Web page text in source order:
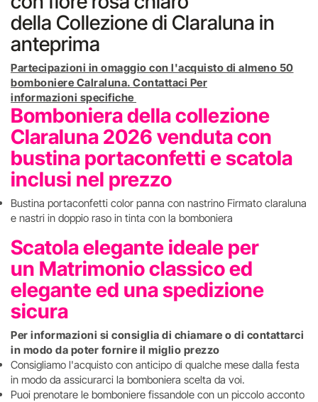
della Collezione di Claraluna in
anteprima
Partecipazioni in omaggio con l'acquisto di almeno 50
bomboniere Calraluna. Contattaci Per
informazioni specifiche
Bomboniera della collezione
Claraluna 2026 venduta con
bustina portaconfetti e scatola
inclusi nel prezzo
Bustina portaconfetti color panna con nastrino Firmato claraluna
e nastri in doppio raso in tinta con la bomboniera
Scatola elegante ideale per
un Matrimonio classico ed
elegante ed una spedizione
sicura
Per informazioni si consiglia di chiamare o di contattarci
in modo da poter fornire il miglio prezzo
Consigliamo l'acquisto con anticipo di qualche mese dalla festa
in modo da assicurarci la bomboniera scelta da voi.
Puoi prenotare le bomboniere fissandole con un piccolo acconto